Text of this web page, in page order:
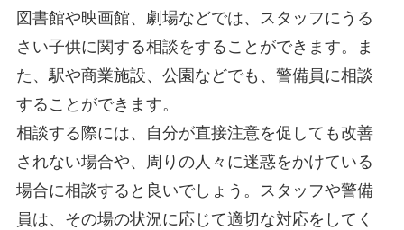
図書館や映画館、劇場などでは、スタッフにうる
さい子供に関する相談をすることができます。ま
た、駅や商業施設、公園などでも、警備員に相談
することができます。
相談する際には、自分が直接注意を促しても改善
されない場合や、周りの人々に迷惑をかけている
場合に相談すると良いでしょう。スタッフや警備
員は、その場の状況に応じて適切な対応をしてく